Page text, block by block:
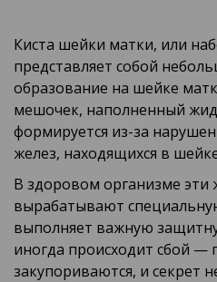
Киста шейки матки, или
представляет собой
образование на шейке
мешочек, наполненный
формируется из-за
желез, находящихся в
В здоровом организме эти
вырабатывают
выполняет важную
иногда происходит сбой —
закупориваются, и секрет